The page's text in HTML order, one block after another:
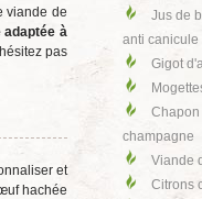
viande de
adaptée à
pas
et
hachée
Jus de
anti canicule
Gigot
Chapon
champagne
Viande
Citrons